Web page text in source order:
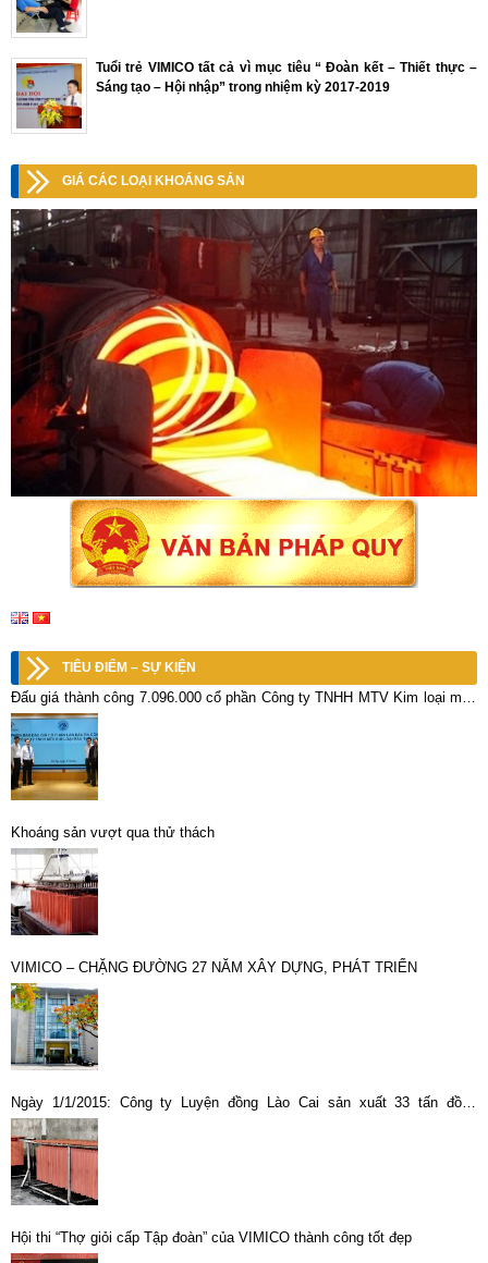
Tuổi trẻ VIMICO tất cả vì mục tiêu “ Đoàn kết – Thiết thực –
Sáng tạo – Hội nhập” trong nhiệm kỳ 2017-2019
GIÁ CÁC LOẠI KHOÁNG SẢN
TIÊU ĐIỂM – SỰ KIỆN
Đấu giá thành công 7.096.000 cổ phần Công ty TNHH MTV Kim loại màu
Thái Nguyên
Khoáng sản vượt qua thử thách
VIMICO – CHẶNG ĐƯỜNG 27 NĂM XÂY DỰNG, PHÁT TRIỂN
Ngày 1/1/2015: Công ty Luyện đồng Lào Cai sản xuất 33 tấn đồng
thương phẩm
Hội thi “Thợ giỏi cấp Tập đoàn” của VIMICO thành công tốt đẹp